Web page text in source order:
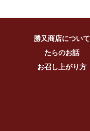
勝又商店について
たらのお話
お召し上がり方